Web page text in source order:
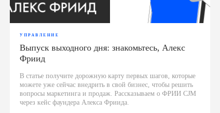
УПРАВЛЕНИЕ
Выпуск выходного дня: знакомьтесь, Алекс
Фриид
В статье получите дорожную карту первых шагов, которые
можете уже сейчас внедрить в свой бизнес, чтобы решить
вопросы маркетинга и продаж. Рассказываем о ФРИИ CJM
через кейс фаундера Алекса Фриида.